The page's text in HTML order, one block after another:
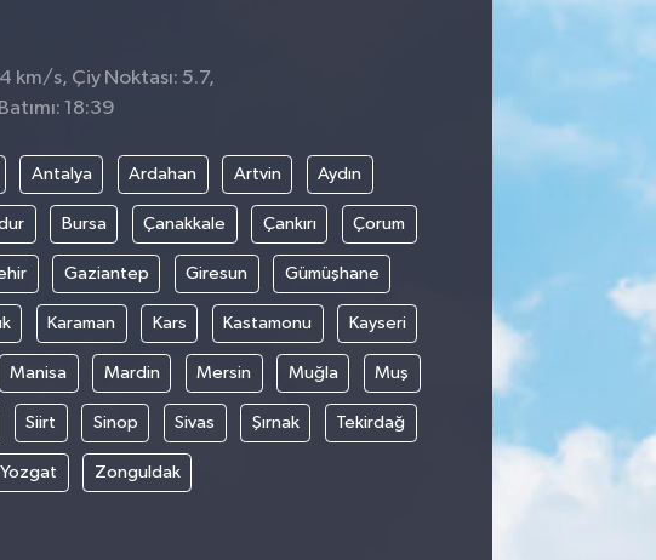
km/s, Çiy Noktası: 5.7,
18:39
Antalya Ardahan Artvin Aydın
Bursa Çanakkale Çankırı Çorum
Gaziantep Giresun Gümüşhane
Karaman Kars Kastamonu Kayseri
Manisa Mardin Mersin Muğla Muş
Siirt Sinop Sivas Şırnak Tekirdağ
Yozgat Zonguldak